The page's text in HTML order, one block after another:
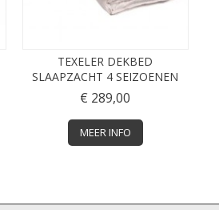
TEXELER DEKBED
SLAAPZACHT 4 SEIZOENEN
€ 289,00
MEER INFO